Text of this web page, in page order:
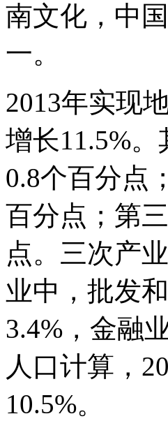
南文化，中
一。
2013年实现
增长11.5%
0.8个百分点
百分点；第
点。三次产
业中，批发
3.4%，金融
人口计算，
10.5%。